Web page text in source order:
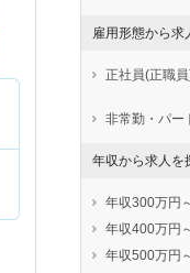
江南市
稲沢市
知多市
岩倉市
日進市
愛西市
北名古屋市
雇用形態から求
正社員(正職
非常勤・パー
年収から求人を
年収300万円
年収400万円
年収500万円